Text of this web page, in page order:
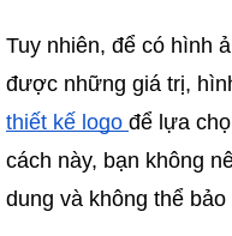
Tuy nhiên, để có hình
được những giá trị,
thiết kế logo để lựa
cách này, bạn không
dung và không thể